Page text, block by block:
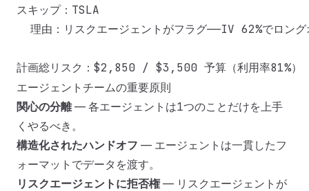
スキップ：TSLA
理由：リスクエージェントがフラグ——IV 62%でロング
エージェントチームの重要原則
関心の分離— 各エージェントは1つのことだけを上手
くやるべき。
構造化されたハンドオフ — エージェントは一貫したフ
ォーマットでデータを渡す。
リスクエージェントに拒否権— リスクエージェントが